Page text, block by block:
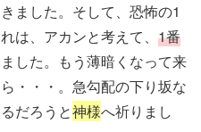
ました。そして、恐怖の1
は、アカンと考えて、 1番
した。もう薄暗くなって来
・・・。急勾配の下り坂な
だろうと神様へ祈りまし